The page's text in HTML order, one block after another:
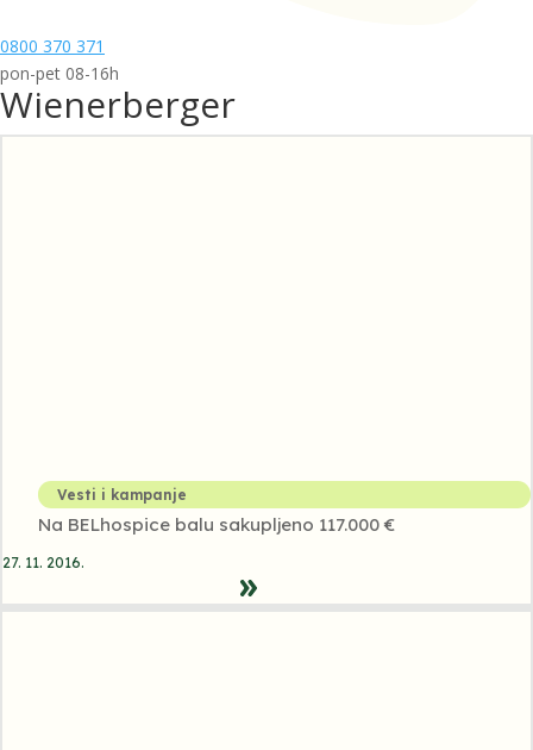
0800 370 371
pon-pet 08-16h
Wienerberger
Vesti i kampanje
Na BELhospice balu sakupljeno 117.000 €
27. 11. 2016.